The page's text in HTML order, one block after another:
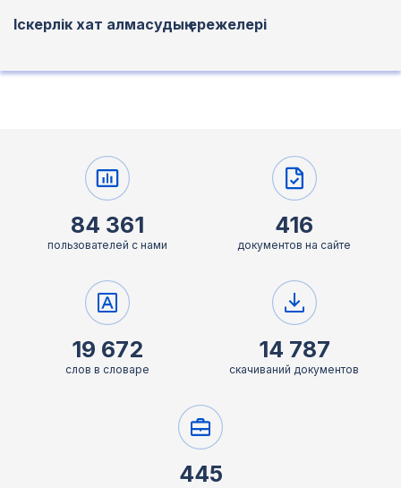
Іскерлік хат алмасудың ережелері
84 361
пользователей с нами
416
документов на сайте
19 672
слов в словаре
14 787
скачиваний документов
445